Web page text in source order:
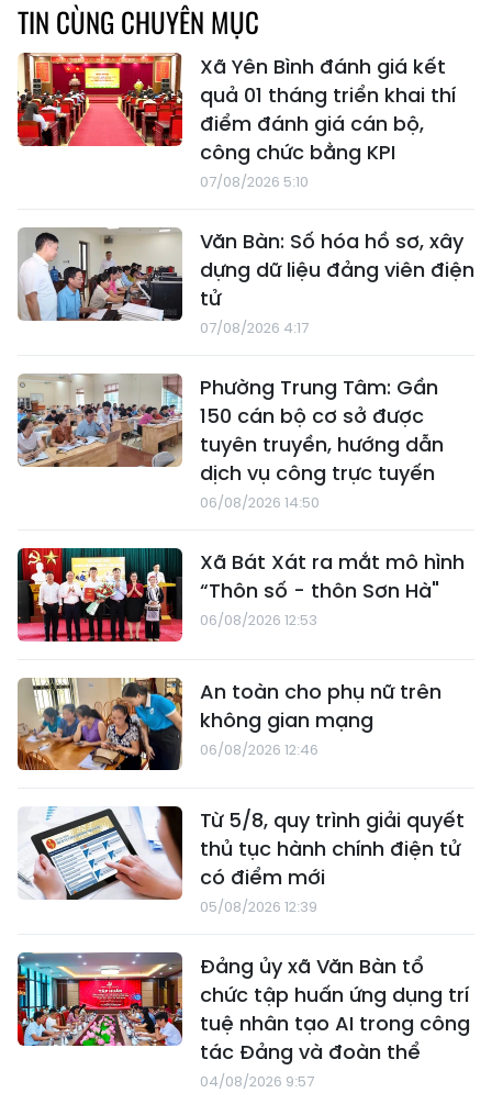
TIN CÙNG CHUYÊN MỤC
Xã Yên Bình đánh giá kết
quả 01 tháng triển khai thí
điểm đánh giá cán bộ,
công chức bằng KPI
07/08/2026 5:10
Văn Bàn: Số hóa hồ sơ, xây
dựng dữ liệu đảng viên điện
tử
07/08/2026 4:17
Phường Trung Tâm: Gần
150 cán bộ cơ sở được
tuyên truyền, hướng dẫn
dịch vụ công trực tuyến
06/08/2026 14:50
Xã Bát Xát ra mắt mô hình
“Thôn số - thôn Sơn Hà"
06/08/2026 12:53
An toàn cho phụ nữ trên
không gian mạng
06/08/2026 12:46
Từ 5/8, quy trình giải quyết
thủ tục hành chính điện tử
có điểm mới
05/08/2026 12:39
Đảng ủy xã Văn Bàn tổ
chức tập huấn ứng dụng trí
tuệ nhân tạo AI trong công
tác Đảng và đoàn thể
04/08/2026 9:57